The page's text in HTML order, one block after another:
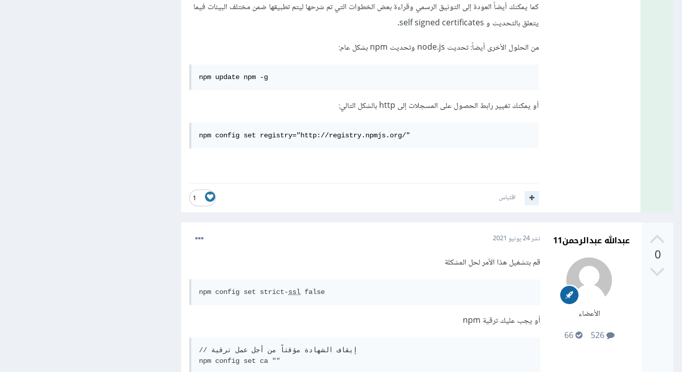
كما يمكنك أيضاً العودة إلى التوثيق الرسمي وقراءة بعض الخطوات التي تم شرحها ليتم تطبيقها ضمن مختلف البيئات فيما
يتعلق بالتحديث و self signed certificates.
من الحلول الأخرى أيضاً: تحديث node.js وتحديث npm بشكل عام:
npm update npm -g
أو يمكنك تغيير رابط الحصول على المسجلات إلى http بالشكل التالي:
npm config set registry="http://registry.npmjs.org/"
1 اقتباس
0
عبدالله عبدالرحمن11
الأعضاء
526
66
نشر24 يونيو 2021
قم بتشغيل هذا الأمر لحل المشكلة
npm config set strict-ssl false
أو يجب عليك ترقية npm
// إيقاف الشهادة مؤقتاً من أجل عمل ترقية
npm config set ca ""